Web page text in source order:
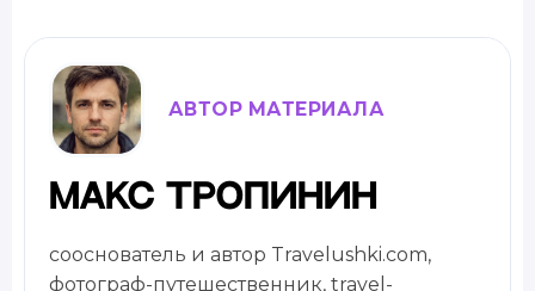
АВТОР МАТЕРИАЛА
Макс Тропинин
сооснователь и автор Travelushki.com,
фотограф-путешественник, travel-